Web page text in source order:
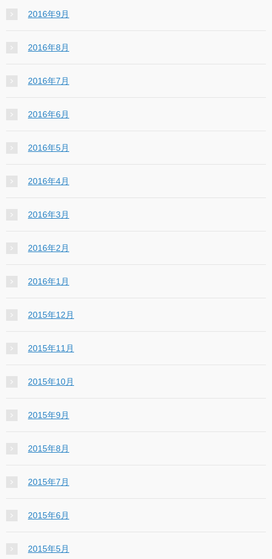
2016年9月
2016年8月
2016年7月
2016年6月
2016年5月
2016年4月
2016年3月
2016年2月
2016年1月
2015年12月
2015年11月
2015年10月
2015年9月
2015年8月
2015年7月
2015年6月
2015年5月